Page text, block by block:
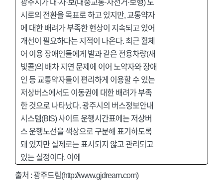
광주시가 대·자·보(대중교통·자전거·보행) 도
시로의 전환을 목표로 하고 있지만, 교통약자
에 대한 배려가 부족한 현상이 지속되고 있어
개선이 필요하다는 지적이 나온다. 최근 휠체
어 이용 장애인들에게 발과 같은 전용차량(새
빛콜)의 배차 지연 문제에 이어 노약자와 장애
인 등 교통약자들이 편리하게 이용할 수 있는
저상버스에서도 이동권에 대한 배려가 부족
한 것으로 나타났다. 광주시의 버스정보안내
시스템(BIS) 사이트 운행시간표에는 저상버
스 운행노선을 색상으로 구분해 표기하도록
돼 있지만 실제로는 표시되지 않고 관리되고
있는 실정이다. 이에
출처 :광주드림(http://www.gjdream.com)